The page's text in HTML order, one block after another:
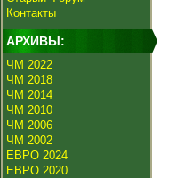
Контакты
АРХИВЫ:
ЧМ 2022
ЧМ 2018
ЧМ 2014
ЧМ 2010
ЧМ 2006
ЧМ 2002
ЕВРО 2024
ЕВРО 2020